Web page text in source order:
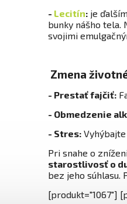
- Lecitín: je
bunky nášho tela.
svojimi
Zmena
- Prestať fajčiť:
- Obmedzenie
- Stres:
Pri snahe o
starostlivosť o
bez jeho
[produkt="1067"]